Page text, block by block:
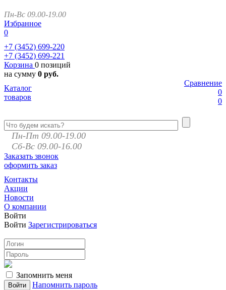
Пн-Вс 09.00-19.00
Избранное
0
+7 (3452) 699-220
+7 (3452) 699-221
Корзина 0 позиций
на сумму 0 руб.
Сравнение
0
0
Каталог
товаров
Пн-Пт 09.00-19.00
Сб-Вс 09.00-16.00
Заказать звонок
оформить заказ
Контакты
Акции
Новости
О компании
Войти
Войти Зарегистрироваться
Запомнить меня
Напомнить пароль